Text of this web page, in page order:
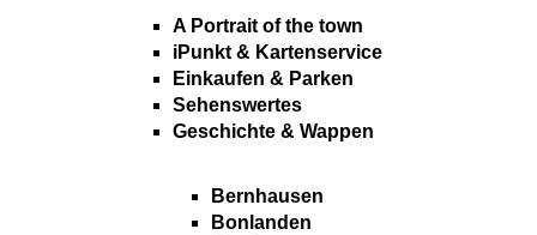
A Portrait of the town
iPunkt & Kartenservice
Einkaufen & Parken
Sehenswertes
Geschichte & Wappen
Bernhausen
Bonlanden